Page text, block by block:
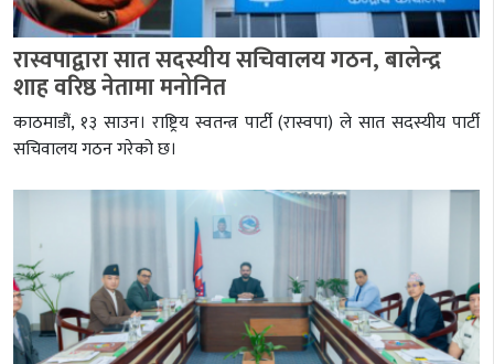
रास्वपाद्वारा सात सदस्यीय सचिवालय गठन, बालेन्द्र
शाह वरिष्ठ नेतामा मनोनित
काठमाडौं, १३ साउन। राष्ट्रिय स्वतन्त्र पार्टी (रास्वपा) ले सात सदस्यीय पार्टी
सचिवालय गठन गरेको छ।